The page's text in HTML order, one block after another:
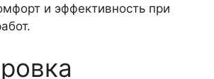
и эффективность при